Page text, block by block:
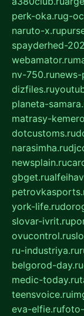
perk-oka.rug-
naruto-x.ru
spayderhed-
webamator.ru
nv-750.runews-
dizfiles.ru
planeta-
matrasy-
dotcustoms.ru
narasimha.ru
newsplain.ru
gbget.ru
york-life.ru
slovar-ivrit.ru
ovucontrol.ru
ru-industriya.ru
belgorod-day.ru
medic-today.ru
teensvoice.ru
eva-elfie.ru